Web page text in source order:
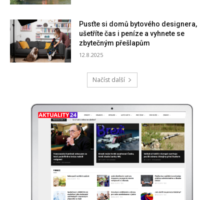
Pusťte si domů bytového designera,
ušetříte čas i peníze a vyhnete se
zbytečným přešlapům
12.8.2025
Načíst další